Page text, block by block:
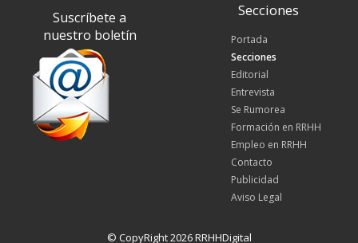
Suscríbete a
nuestro boletín
Secciones
Portada
Secciones
Editorial
Entrevista
Se Rumorea
Formación en RRHH
Empleo en RRHH
Contacto
Publicidad
Aviso Legal
© CopyRight 2026 RRHHDigital